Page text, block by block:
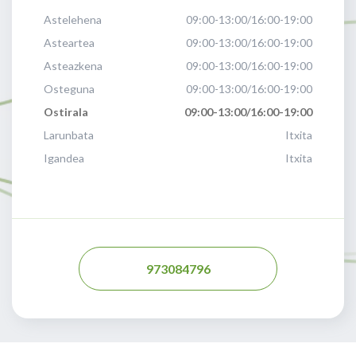
Astelehena
09:00-13:00/16:00-19:00
Asteartea
09:00-13:00/16:00-19:00
Asteazkena
09:00-13:00/16:00-19:00
Osteguna
09:00-13:00/16:00-19:00
Ostirala
09:00-13:00/16:00-19:00
Larunbata
Itxita
Igandea
Itxita
973084796